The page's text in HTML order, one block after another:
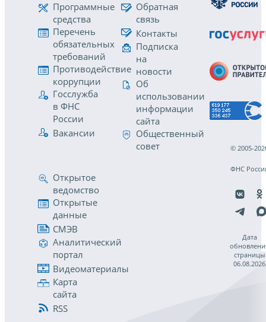
Программные
средства
Перечень
обязательных
требований
Противодействие
коррупции
Госслужба
в ФНС
России
Вакансии
Обратная
связь
Контакты
Подписка
на
новости
Об
использовании
информации
сайта
Общественный
совет
Открытое
ведомство
Открытые
данные
СМЭВ
Аналитический
портал
Видеоматериалы
Карта
сайта
RSS
© 2005-
ФНС
Дата
страницы
06.08.2026